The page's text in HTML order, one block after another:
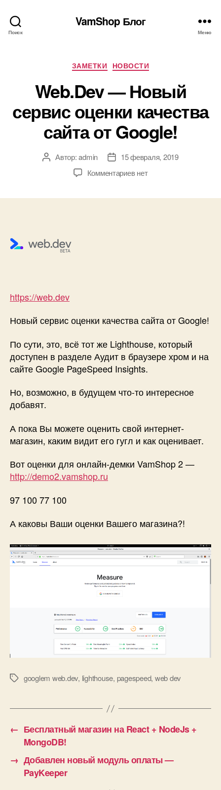
Поиск
VamShop Блог
Меню
Рубрики
ЗАМЕТКИ НОВОСТИ
Web.Dev — Новый
сервис оценки качества
сайта от Google!
АвторАвтор:admin
Дата15 февраля, 2019
Комментариевк
нет
https://web.dev
Новый сервис оценки качества сайта от Google!
По сути, это, всё тот же Lighthouse, который
доступен в разделе Аудит в браузере хром и на
сайте Google PageSpeed Insights.
Но, возможно, в будущем что-то интересное
добавят.
А пока Вы можете оценить свой интернет-
магазин, каким видит его гугл и как оценивает.
Вот оценки для онлайн-демки VamShop 2 —
http://demo2.vamshop.ru
97 100 77 100
А каковы Ваши оценки Вашего магазина?!
Меткиgooglem web.dev, lighthouse, pagespeed, web dev
← Бесплатный магазин на React + NodeJs +
MongoDB!
→ Добавлен новый модуль оплаты —
PayKeeper